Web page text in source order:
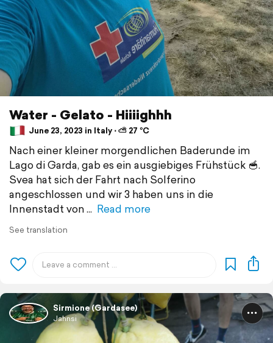
Water - Gelato - Hiiiighhh
June 23, 2023 in Italy ⋅ ⛅ 27 °C
Nach einer kleiner morgendlichen Baderunde im
Lago di Garda, gab es ein ausgiebiges Frühstück 🥣.
Svea hat sich der Fahrt nach Solferino
angeschlossen und wir 3 haben uns in die
Innenstadt von
Read more
See translation
Sirmione (Gardasee)
Jahnsi